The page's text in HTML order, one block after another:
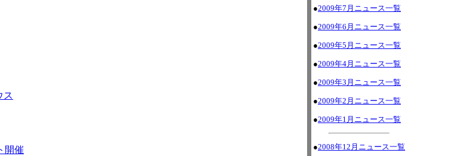
ス
開催
●2009年7月ニュース一覧
●2009年6月ニュース一覧
●2009年5月ニュース一覧
●2009年4月ニュース一覧
●2009年3月ニュース一覧
●2009年2月ニュース一覧
●2009年1月ニュース一覧
●2008年12月ニュース一覧